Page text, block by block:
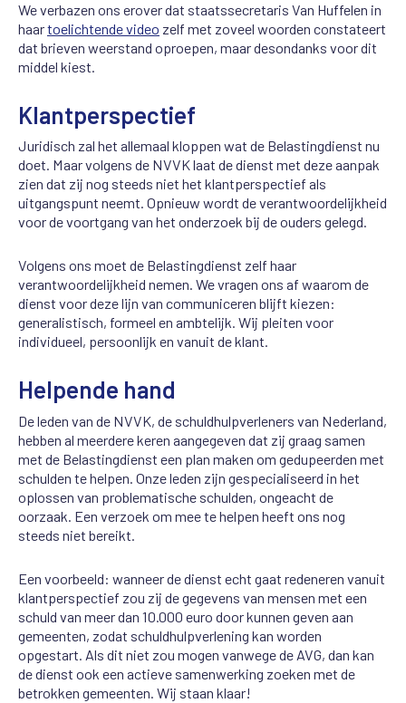
We verbazen ons erover dat staatssecretaris Van Huffelen in
haartoelichtende video zelf met zoveel woorden constateert
dat brieven weerstand oproepen, maar desondanks voor dit
middel kiest.
Klantperspectief
Juridisch zal het allemaal kloppen wat de Belastingdienst nu
doet. Maar volgens de NVVK laat de dienst met deze aanpak
zien dat zij nog steeds niet het klantperspectief als
uitgangspunt neemt. Opnieuw wordt de verantwoordelijkheid
voor de voortgang van het onderzoek bij de ouders gelegd.
Volgens ons moet de Belastingdienst zelf haar
verantwoordelijkheid nemen. We vragen ons af waarom de
dienst voor deze lijn van communiceren blijft kiezen:
generalistisch, formeel en ambtelijk. Wij pleiten voor
individueel, persoonlijk en vanuit de klant.
Helpende hand
De leden van de NVVK, de schuldhulpverleners van Nederland,
hebben al meerdere keren aangegeven dat zij graag samen
met de Belastingdienst een plan maken om gedupeerden met
schulden te helpen. Onze leden zijn gespecialiseerd in het
oplossen van problematische schulden, ongeacht de
oorzaak. Een verzoek om mee te helpen heeft ons nog
steeds niet bereikt.
Een voorbeeld: wanneer de dienst echt gaat redeneren vanuit
klantperspectief zou zij de gegevens van mensen met een
schuld van meer dan 10.000 euro door kunnen geven aan
gemeenten, zodat schuldhulpverlening kan worden
opgestart. Als dit niet zou mogen vanwege de AVG, dan kan
de dienst ook een actieve samenwerking zoeken met de
betrokken gemeenten. Wij staan klaar!